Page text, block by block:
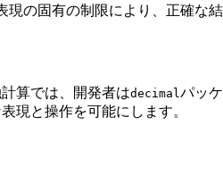
の固有の制限により、正確な結
算では、開発者はdecimalパッ
現と操作を可能にします。